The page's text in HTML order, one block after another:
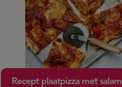
Recept plaatpizza met